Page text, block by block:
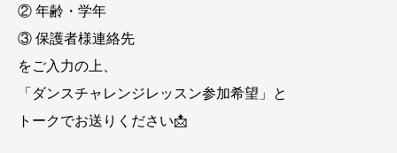
② 年齢・学年
③ 保護者様連絡先
をご入力の上、
「ダンスチャレンジレッスン参加希望」と
トークでお送りください📩